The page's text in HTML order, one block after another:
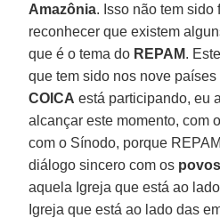
Amazônia. Isso não tem sido
reconhecer que existem
que é o tema do REPAM.
que tem sido nos nove
COICA está participando, eu
alcançar este momento, com
com o Sínodo, porque
diálogo sincero com os
aquela Igreja que está ao
Igreja que está ao lado das